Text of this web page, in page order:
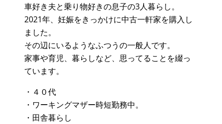
車好き夫と乗り物好きの息子の3人暮らし。
2021年、妊娠をきっかけに中古一軒家を購入し
ました。
その辺にいるようなふつうの一般人です。
家事や育児、暮らしなど、思ってることを綴っ
ています。
・４０代
・ワーキングマザー時短勤務中。
・田舎暮らし